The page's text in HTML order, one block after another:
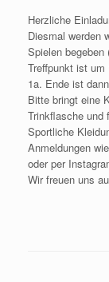
Herzliche
Diesmal werden
Spielen
Treffpunkt ist
1a. Ende ist
Bitte bringt eine
Trinkflasche und
Sportliche
Anmeldungen
oder per
Wir freuen uns